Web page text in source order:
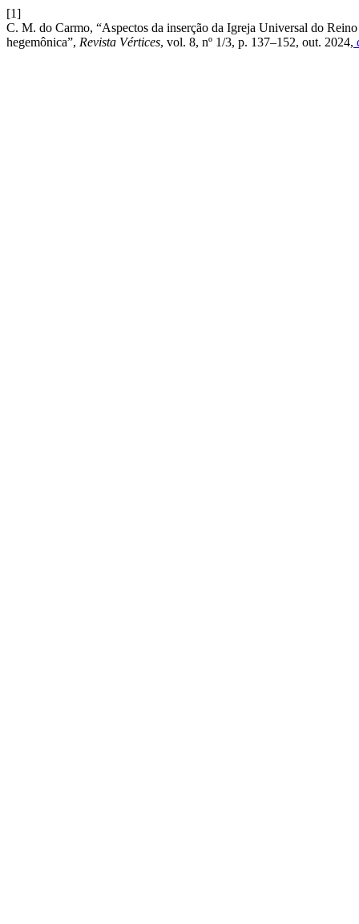
[1]
C. M. do Carmo, “Aspectos da inserção da Igreja Universal do
hegemônica”, Revista Vértices, vol. 8, nº 1/3, p. 137–152, out. 2024,